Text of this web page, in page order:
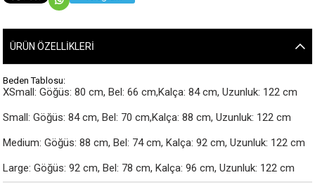
ÜRÜN ÖZELLIKLERI
Beden Tablosu:
XSmall: Göğüs: 80 cm, Bel: 66 cm,Kalça: 84 cm, Uzunluk: 122 cm
Small: Göğüs: 84 cm, Bel: 70 cm,Kalça: 88 cm, Uzunluk: 122 cm
Medium: Göğüs: 88 cm, Bel: 74 cm, Kalça: 92 cm, Uzunluk: 122 cm
Large: Göğüs: 92 cm, Bel: 78 cm, Kalça: 96 cm, Uzunluk: 122 cm